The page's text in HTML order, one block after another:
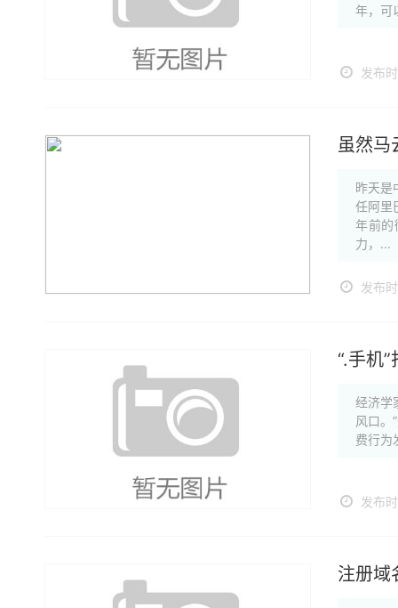
年，可
发布
虽然马
昨天是
任阿里
年前的
力，...
发布
“.手机
经济学
风口。
费行为
发布
注册域